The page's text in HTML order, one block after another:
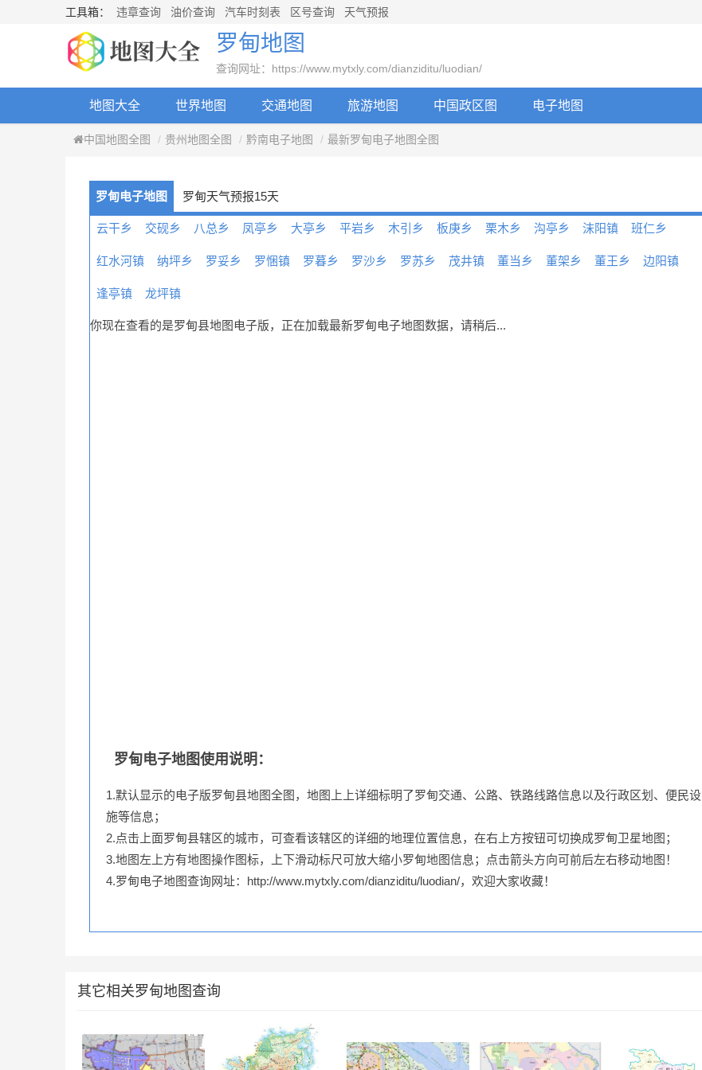
工具箱： 违章查询 油价查询 汽车时刻表 区号查询 天气预报
罗甸地图
查询网址：https://www.mytxly.com/dianziditu/luodian/
地图大全 世界地图 交通地图 旅游地图 中国政区图 电子地图
中国地图全图 贵州地图全图 黔南电子地图 最新罗甸电子地图全图
罗甸电子地图 罗甸天气预报15天
云干乡 交砚乡 八总乡 凤亭乡 大亭乡 平岩乡 木引乡 板庚乡 栗木乡 沟亭乡 沫阳镇 班仁乡
红水河镇 纳坪乡 罗妥乡 罗悃镇 罗暮乡 罗沙乡 罗苏乡 茂井镇 董当乡 董架乡 董王乡 边阳镇
逢亭镇 龙坪镇
你现在查看的是罗甸县地图电子版，正在加载最新罗甸电子地图数据，请稍后...
罗甸电子地图使用说明：
1.默认显示的电子版罗甸县地图全图，地图上上详细标明了罗甸交通、公路、铁路线路信息以及行政区划、便民设
施等信息；
2.点击上面罗甸县辖区的城市，可查看该辖区的详细的地理位置信息，在右上方按钮可切换成罗甸卫星地图；
3.地图左上方有地图操作图标，上下滑动标尺可放大缩小罗甸地图信息；点击箭头方向可前后左右移动地图！
4.罗甸电子地图查询网址：http://www.mytxly.com/dianziditu/luodian/，欢迎大家收藏！
其它相关罗甸地图查询